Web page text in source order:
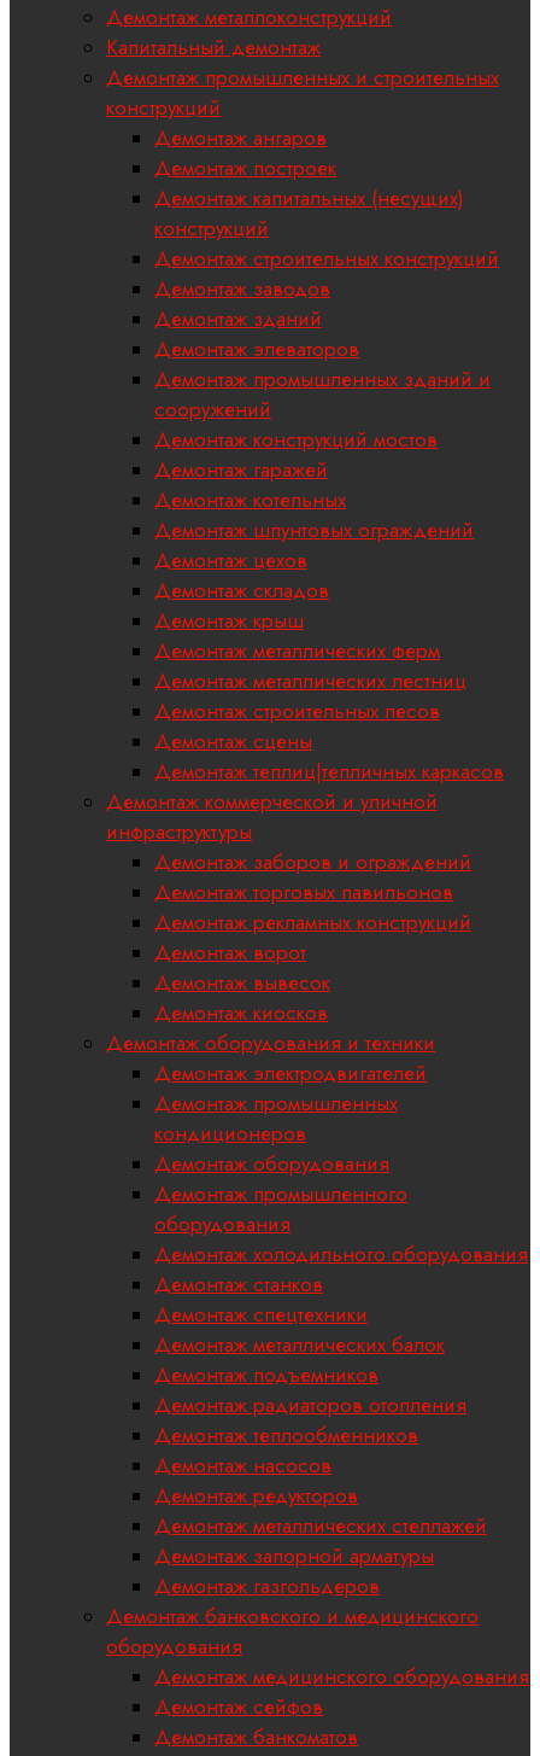
Демонтаж металлоконструкций
Капитальный демонтаж
Демонтаж промышленных и строительных
конструкций
Демонтаж ангаров
Демонтаж построек
Демонтаж капитальных (несущих)
конструкций
Демонтаж строительных конструкций
Демонтаж заводов
Демонтаж зданий
Демонтаж элеваторов
Демонтаж промышленных зданий и
сооружений
Демонтаж конструкций мостов
Демонтаж гаражей
Демонтаж котельных
Демонтаж шпунтовых ограждений
Демонтаж цехов
Демонтаж складов
Демонтаж крыш
Демонтаж металлических ферм
Демонтаж металлических лестниц
Демонтаж строительных лесов
Демонтаж сцены
Демонтаж теплиц|тепличных каркасов
Демонтаж коммерческой и уличной
инфраструктуры
Демонтаж заборов и ограждений
Демонтаж торговых павильонов
Демонтаж рекламных конструкций
Демонтаж ворот
Демонтаж вывесок
Демонтаж киосков
Демонтаж оборудования и техники
Демонтаж электродвигателей
Демонтаж промышленных
кондиционеров
Демонтаж оборудования
Демонтаж промышленного
оборудования
Демонтаж холодильного оборудования
Демонтаж станков
Демонтаж спецтехники
Демонтаж металлических балок
Демонтаж подъемников
Демонтаж радиаторов отопления
Демонтаж теплообменников
Демонтаж насосов
Демонтаж редукторов
Демонтаж металлических стеллажей
Демонтаж запорной арматуры
Демонтаж газгольдеров
Демонтаж банковского и медицинского
оборудования
Демонтаж медицинского оборудования
Демонтаж сейфов
Демонтаж банкоматов